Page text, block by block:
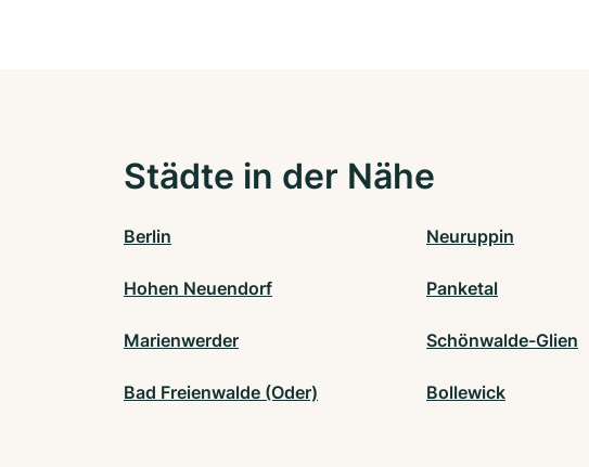
Städte in der Nähe
Berlin Neuruppin
Hohen Neuendorf Panketal
Marienwerder Schönwalde-Glien
Bad Freienwalde (Oder) Bollewick